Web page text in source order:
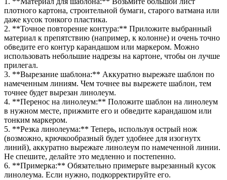
плотного картона, строительной бумаги, старого ватмана или
даже кусок тонкого пластика.
2. **Точное повторение контура:** Приложите выбранный
материал к препятствию (например, к колонне) и очень точно
обведите его контур карандашом или маркером. Можно
использовать небольшие надрезы на картоне, чтобы он лучше
прилегал.
3. **Вырезание шаблона:** Аккуратно вырежьте шаблон по
намеченным линиям. Чем точнее вы вырежете шаблон, тем
точнее будет вырезан линолеум.
4. **Перенос на линолеум:** Положите шаблон на линолеум
в нужном месте, прижмите его и обведите карандашом или
тонким маркером.
5. **Резка линолеума:** Теперь, используя острый нож
(возможно, крючкообразный будет удобнее для изогнутх
линий), аккуратно вырежьте линолеум по намеченной линии.
Не спешите, делайте это медленно и постепенно.
6. **Примерка:** Обязательно примерьте вырезанный кусок
линолеума. Если нужно, подкорректируйте его.